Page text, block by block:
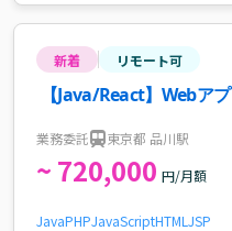
新着 リモート可
【Java/React】Webア
業務委託 東京都 品川駅
~ 720,000 円/月額
JavaPHPJavaScriptHTML JSP